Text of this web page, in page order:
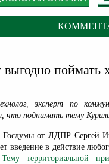
поймать
эксперт по
что поднимать тему
Госдумы от ЛДПР Сергей
введение в действие
Тему территориальной